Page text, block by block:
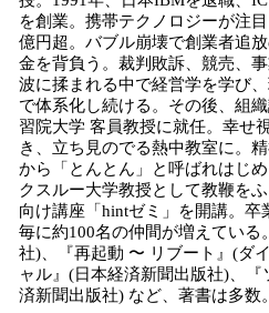
を創業。携帯テクノロジーが注
億円超。バブル崩壊で創業者追
金を背負う。裁判敗訴、競売、
波に揉まれる中で経営学を学び
で体系化し続ける。その後、組
習院大学 客員教授に就任。幸せ
き、立ち見のでる熱中教室に。
から「とんとん」と呼ばれはじ
クスルー大学教授として教鞭を
向け講座「hintゼミ」を開講。卒
毎に約100名の仲間が増えている
社)、『再起動 〜 リブート』(ダ
ャル』(日本経済新聞出版社)、
済新聞出版社) など、著書は多数。